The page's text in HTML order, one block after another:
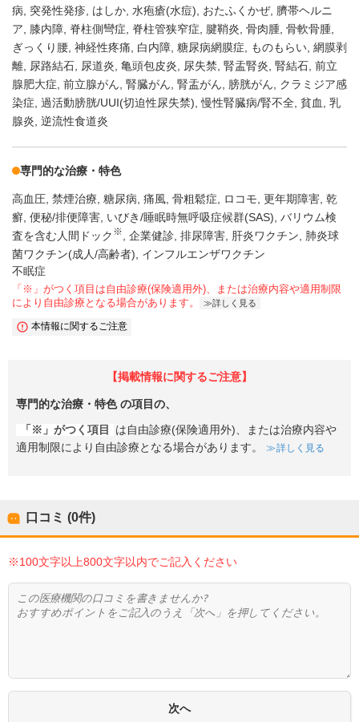
病
突発性発疹 はしか 水疱瘡(水痘) おたふくかぜ 臍帯ヘルニ
ア
膝内障 脊柱側彎症 脊柱管狭窄症 腱鞘炎 骨肉腫 骨軟骨腫
ぎっくり腰 神経性疼痛 白内障 糖尿病網膜症 ものもらい 網膜剥
離
尿路結石 尿道炎 亀頭包皮炎 尿失禁 腎盂腎炎 腎結石 前立
腺肥大症 前立腺がん 腎臓がん 腎盂がん 膀胱がん
クラミジア感
染症 過活動膀胱/UUI(切迫性尿失禁) 慢性腎臓病/腎不全 貧血
乳
腺炎 逆流性食道炎
専門的な治療・特色
高血圧 禁煙治療 糖尿病 痛風 骨粗鬆症 ロコモ 更年期障害 乾
癬 便秘/排便障害 いびき/睡眠時無呼吸症候群(SAS) バリウム検
査を含む人間ドック ※ 企業健診 排尿障害 肝炎ワクチン
肺炎球
菌ワクチン(成人/高齢者)
インフルエンザワクチン
不眠症
「※」がつく項目は自由診療(保険適用外)、または治療内容や適用制限
により自由診療となる場合があります。
詳しく見る
本情報に関するご注意
【掲載情報に関するご注意】
専門的な治療・特色の項目の、
「※」がつく項目
は自由診療(保険適用外)、または治療内容や
適用制限により自由診療となる場合があります。
詳しく見る
口コミ (0件)
※100文字以上800文字以内でご記入ください